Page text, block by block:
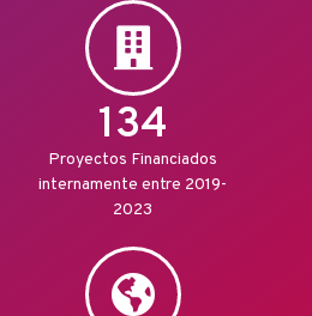
134
Proyectos Financiados
internamente entre 2019-
2023